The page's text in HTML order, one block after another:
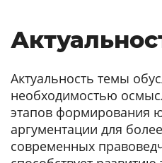
Актуальность темы
необходимостью
этапов формирования
аргументации для
современных